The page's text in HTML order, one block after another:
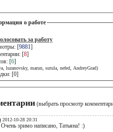
о работе
за работу
[9881]
[8]
[6]
luzanovsky, marun, sutula, nefed, AndreyGrad)
закладки: [0]
(выбрать просмотр
2012-10-28 20:31
Очень зримо написано, Татьяна! :)